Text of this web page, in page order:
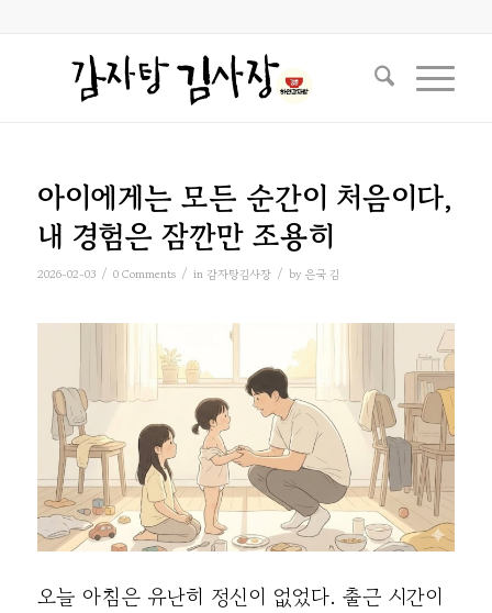
아이에게는 모든 순간이 처음이다,
내 경험은 잠깐만 조용히
2026-02-03 / 0 Comments / in 감자탕김사장 / by 은국 김
오늘 아침은 유난히 정신이 없었다. 출근 시간이